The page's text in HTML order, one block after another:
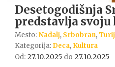
Desetogodišnja
predstavlja
Mesto:Nadalj, Srbobran,
Kategorija: Deca, Kultura
Od: 27.10.2025 do 27.10.2025